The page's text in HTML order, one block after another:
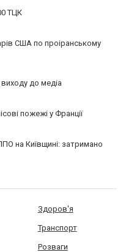
ТЦК
США по проіранському
до медіа
пожежі у Франції
на Київщині: затримано
Здоров'я
Транспорт
Розваги